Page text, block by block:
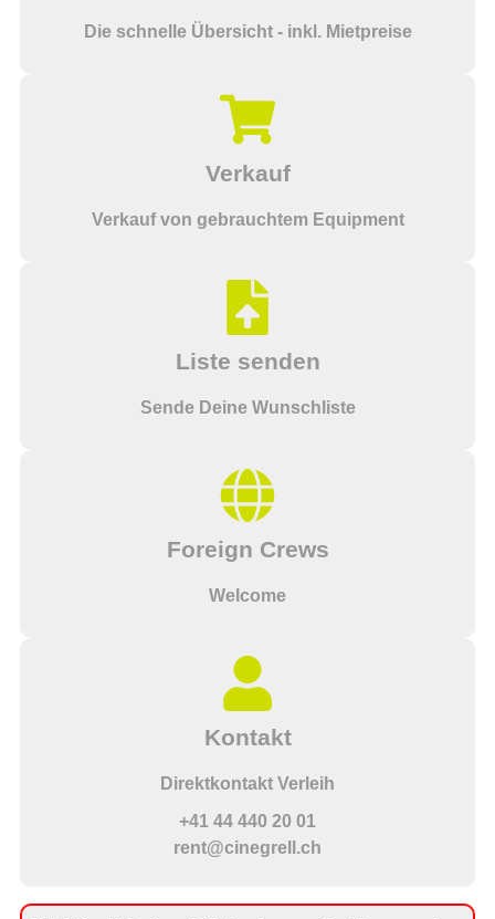
Die schnelle Übersicht - inkl. Mietpreise
Verkauf
Verkauf von gebrauchtem Equipment
Liste senden
Sende Deine Wunschliste
Foreign Crews
Welcome
Kontakt
Direktkontakt Verleih
+41 44 440 20 01
rent@cinegrell.ch